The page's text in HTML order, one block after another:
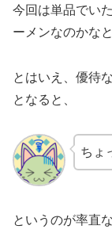
今回は単品でい
ーメンなのかな
とはいえ、優待
となると、
ちょ
というのが率直